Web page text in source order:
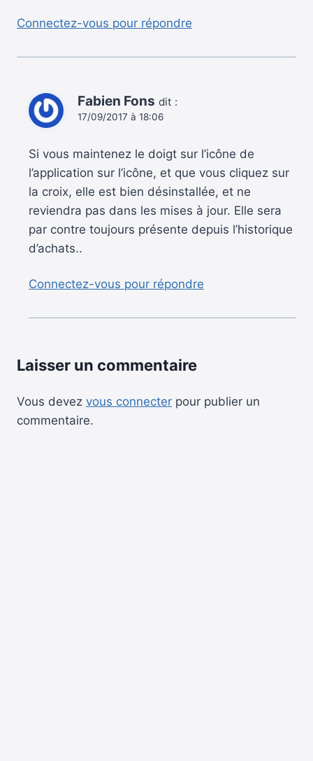
Connectez-vous pour répondre
Fabien Fons dit :
17/09/2017 à 18:06
Si vous maintenez le doigt sur l’icône de
l’application sur l’icône, et que vous cliquez sur
la croix, elle est bien désinstallée, et ne
reviendra pas dans les mises à jour. Elle sera
par contre toujours présente depuis l’historique
d’achats..
Connectez-vous pour répondre
Laisser un commentaire
Vous devez vous connecter pour publier un
commentaire.